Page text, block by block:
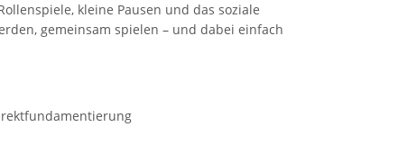
kleine Pausen und das soziale
gemeinsam spielen – und dabei einfach